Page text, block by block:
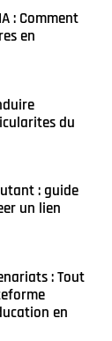
: Comment
en
du
: guide
un lien
: Tout
en